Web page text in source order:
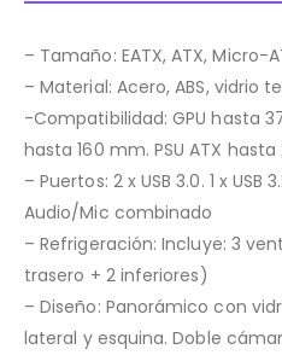
– Tamaño: EATX, ATX, Micro-
– Material: Acero, ABS, vidrio
-Compatibilidad: GPU hasta
hasta 160 mm. PSU ATX
– Puertos: 2 x USB 3.0. 1 x USB
Audio/Mic combinado
– Refrigeración: Incluye: 3
trasero + 2 inferiores)
– Diseño: Panorámico con
lateral y esquina. Doble